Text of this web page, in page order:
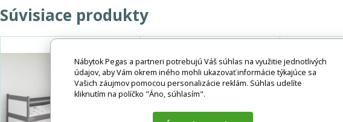
Súvisiace produkty
-21%
Nábytok Pegas a partneri potrebujú Váš súhlas na využitie jednotlivých
údajov, aby Vám okrem iného mohli ukazovať informácie týkajúce sa
Vašich záujmov pomocou personalizácie reklám. Súhlas udelíte
kliknutím na políčko "Áno, súhlasím".